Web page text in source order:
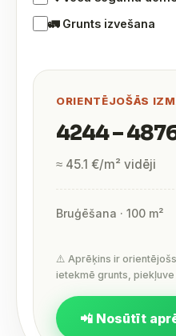
🚛 Grunts izvešana
ORIENTĒJOŠĀS
4244 –
≈ 45.1 €/m² vidēji
Bruģēšana · 100 m²
⚠️ Aprēķins ir
ietekmē grunts, piekļuve
📲 Nosūtīt